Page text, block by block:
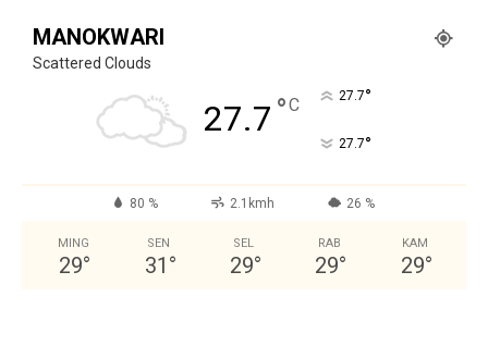
MANOKWARI
Scattered Clouds
27.7 °C 27.7°
27.7°
80 % 2.1kmh 26 %
MING
29°
SEN
31 °
SEL
29°
RAB
29°
KAM
29°